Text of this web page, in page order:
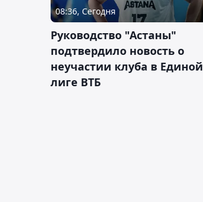
08:36, Сегодня
Руководство "Астаны"
подтвердило новость о
неучастии клуба в Единой
лиге ВТБ